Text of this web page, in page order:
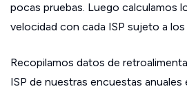
pocas pruebas. Luego calculamos
velocidad con cada ISP sujeto a
Recopilamos datos de
ISP de nuestras encuestas anuales